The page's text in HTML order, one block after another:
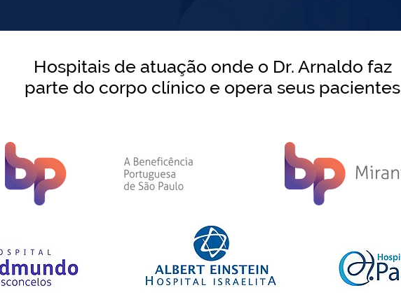
Hospitais de atuação onde o Dr. Arnaldo faz
parte do corpo clínico e opera seus pacientes​​